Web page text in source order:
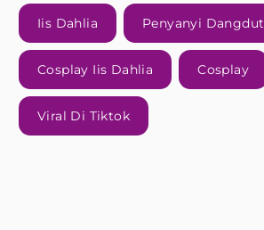
Iis Dahlia Penyanyi Dangdut
Cosplay Iis Dahlia Cosplay
Viral Di Tiktok